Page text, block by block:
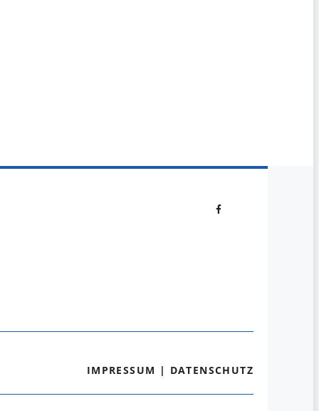
IMPRESSUM | DATENSCHUTZ